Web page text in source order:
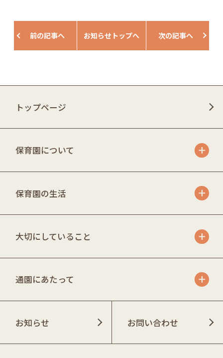
前の記事へ お知らせトップへ 次の記事へ
トップページ
保育園について
保育園の生活
大切にしていること
通園にあたって
お知らせ お問い合わせ